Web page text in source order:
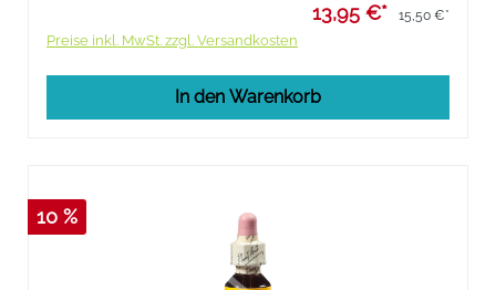
13,95 €* 15,50 €*
Preise inkl. MwSt. zzgl. Versandkosten
In den Warenkorb
10 %